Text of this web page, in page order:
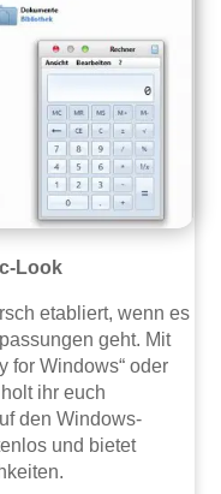
Look
etabliert, wenn es
geht. Mit
for Windows“ oder
ihr euch
den Windows-
und bietet